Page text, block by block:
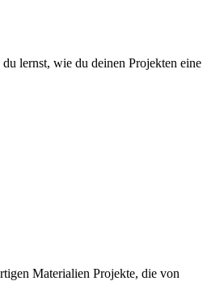
lernst, wie du deinen Projekten eine
Materialien Projekte, die von